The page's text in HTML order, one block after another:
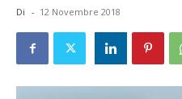
Di - 12 Novembre 2018